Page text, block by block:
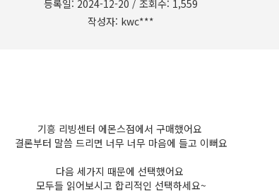
등록일: 2024-12-20 / 조회수: 1,559
작성자: kwc***
기흥 리빙센터 에몬스점에서 구매했어요
결론부터 말씀 드리면 너무 너무 마음에 들고 이뻐요
다음 세가지 때문에 선택했어요
모두들 읽어보시고 합리적인 선택하세요~